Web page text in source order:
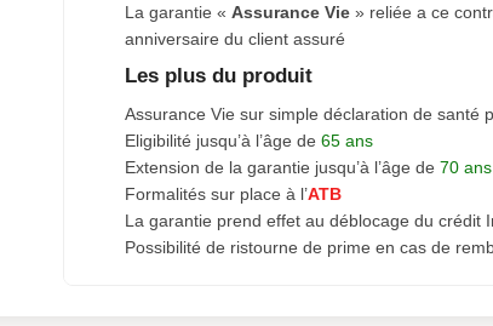
La garantie « Assurance Vie» reliée a ce
anniversaire du client assuré
Les plus du produit
Assurance Vie sur simple déclaration de santé
Eligibilité jusqu’à l’âge de 65 ans
Extension de la garantie jusqu’à l’âge de 70 ans
Formalités sur place à l’ATB
La garantie prend effet au déblocage du crédit
Possibilité de ristourne de prime en cas de